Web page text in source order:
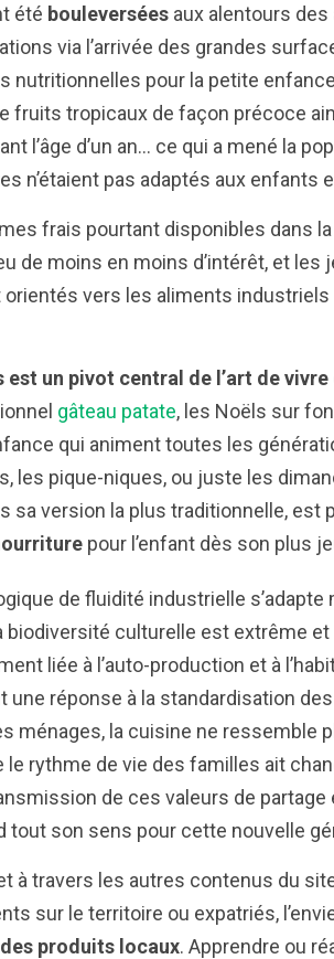
été bouleverséesaux alentours des
via l’arrivée des grandes
nutritionnelles pour la petite
fruits tropicaux de façon précoce
l’âge d’un an… ce qui a mené la
n’étaient pas adaptés aux enfants
frais pourtant disponibles dans
de moins en moins d’intérêt, et
vers les aliments industriels
est un pivot central de l’art de
gâteau patate, les Noëls sur
qui animent toutes les
les pique-niques, ou juste les
sa version la plus traditionnelle, est
pour l’enfant dès son plus
de fluidité industrielle
biodiversité culturelle est extrême
liée à l’auto-production et à
une réponse à la standardisation
ménages, la cuisine ne ressemble
le rythme de vie des familles ait
de ces valeurs de partage
tout son sens pour cette nouvelle
à travers les autres contenus du
sur le territoire ou expatriés,
des produits locaux. Apprendre ou